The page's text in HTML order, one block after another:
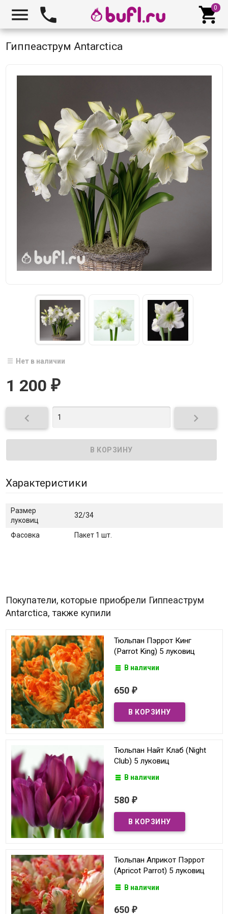
  
Гиппеаструм Antarctica
Нет в наличии
1 200 ₽
 
Характеристики
Размер
луковиц
32/34
Фасовка Пакет 1 шт.
Покупатели, которые приобрели Гиппеаструм
Antarctica, также купили
Тюльпан Пэррот Кинг
(Parrot King) 5 луковиц
В наличии
650 ₽
Тюльпан Найт Клаб (Night
Club) 5 луковиц
В наличии
580 ₽
Тюльпан Априкот Пэррот
(Apricot Parrot) 5 луковиц
В наличии
650 ₽